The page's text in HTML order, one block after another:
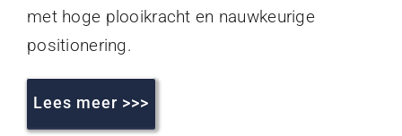
met hoge plooikracht en nauwkeurige
positionering.
Lees meer >>>